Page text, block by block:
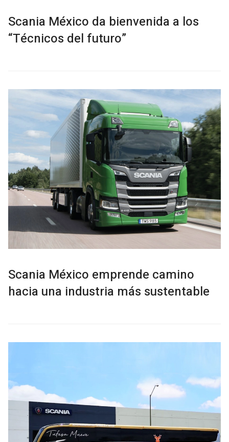
Scania México da bienvenida a los
“Técnicos del futuro”
Scania México emprende camino
hacia una industria más sustentable